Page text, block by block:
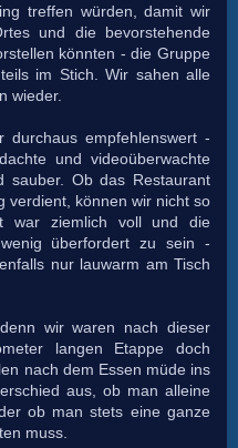
treffen würden, damit wir
und die bevorstehende
könnten - die Gruppe
im Stich. Wir sahen alle
wieder.
durchaus empfehlenswert -
und videoüberwachte
sauber. Ob das Restaurant
verdient, können wir nicht so
war ziemlich voll und die
überfordert zu sein -
nur lauwarm am Tisch
wir waren nach dieser
langen Etappe doch
nach dem Essen müde ins
aus, ob man alleine
ob man stets eine ganze
muss.